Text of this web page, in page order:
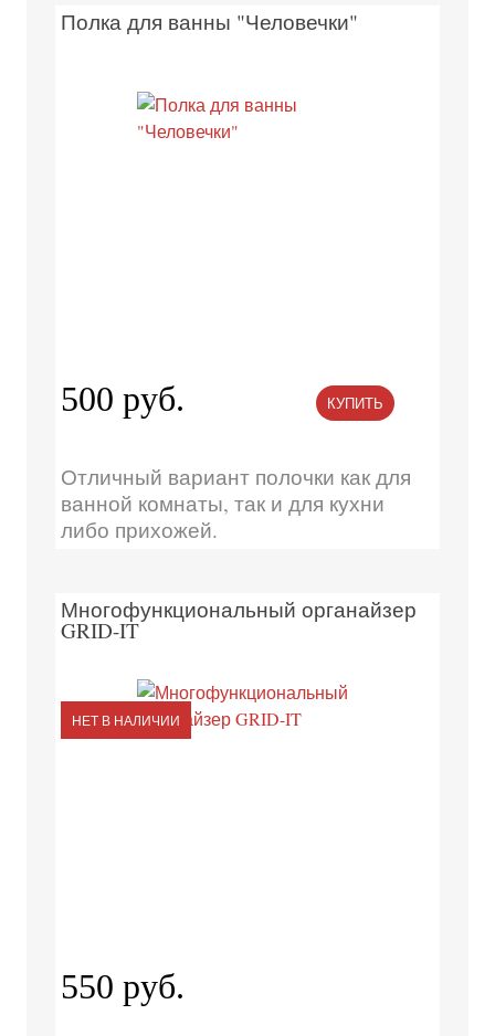
Полка для ванны "Человечки"
500 руб. КУПИТЬ
Отличный вариант полочки как для
ванной комнаты, так и для кухни
либо прихожей.
Многофункциональный органайзер
GRID-IT
НЕТ В НАЛИЧИИ
550 руб.